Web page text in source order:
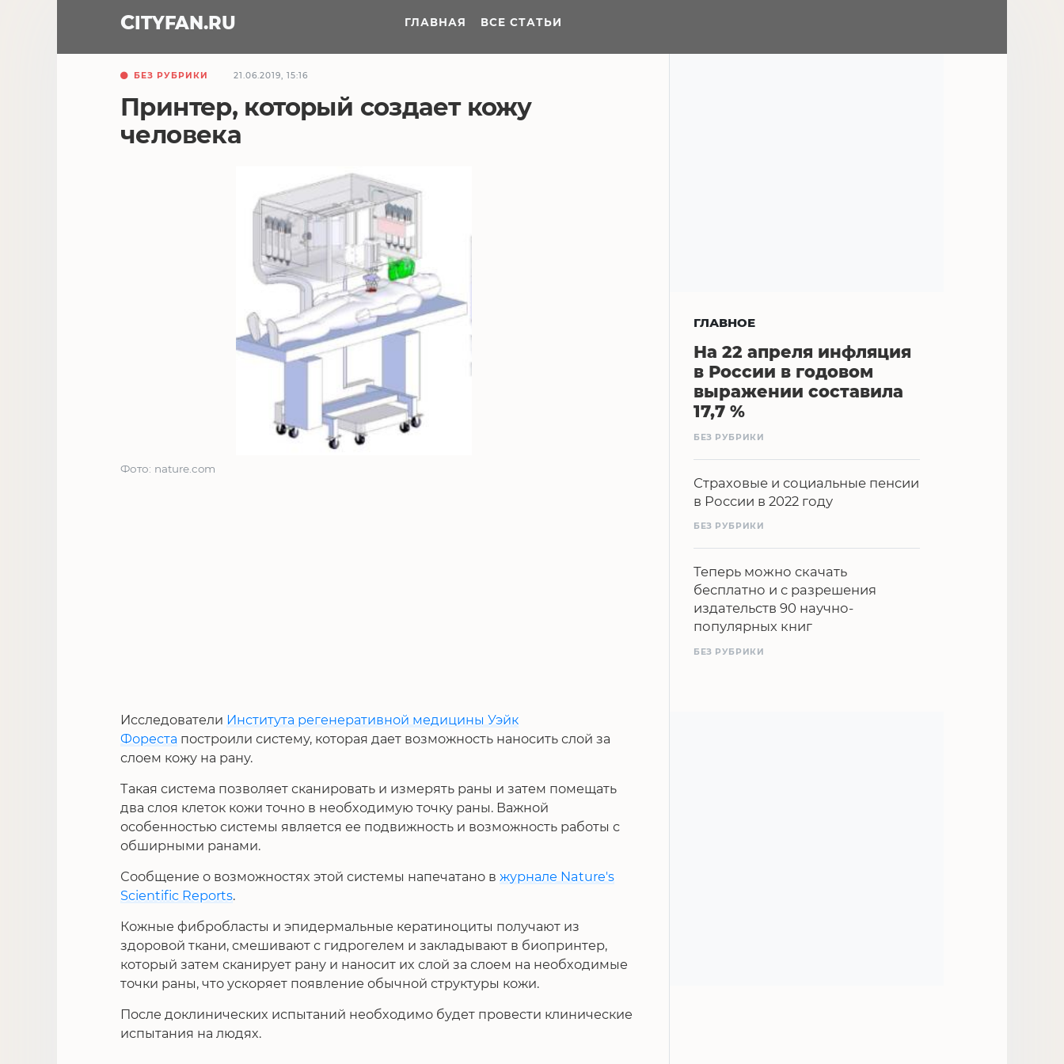
CITYFAN.RU ГЛАВНАЯ ВСЕ СТАТЬИ
БЕЗ РУБРИКИ 21.06.2019, 15:16
Принтер, который создает кожу
человека
Фото: nature.com
Исследователи Института регенеративной медицины Уэйк
Фореста построили систему, которая дает возможность наносить слой за
слоем кожу на рану.
Такая система позволяет сканировать и измерять раны и затем помещать
два слоя клеток кожи точно в необходимую точку раны. Важной
особенностью системы является ее подвижность и возможность работы с
обширными ранами.
Сообщение о возможностях этой системы напечатано в журнале Nature's
Scientific Reports.
Кожные фибробласты и эпидермальные кератиноциты получают из
здоровой ткани, смешивают с гидрогелем и закладывают в биопринтер,
который затем сканирует рану и наносит их слой за слоем на необходимые
точки раны, что ускоряет появление обычной структуры кожи.
После доклинических испытаний необходимо будет провести клинические
испытания на людях.
ГЛАВНОЕ
На 22 апреля инфляция
в России в годовом
выражении составила
17,7 %
БЕЗ РУБРИКИ
Страховые и социальные пенсии
в России в 2022 году
БЕЗ РУБРИКИ
Теперь можно скачать
бесплатно и с разрешения
издательств 90 научно-
популярных книг
БЕЗ РУБРИКИ